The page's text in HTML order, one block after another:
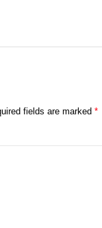
fields are marked *